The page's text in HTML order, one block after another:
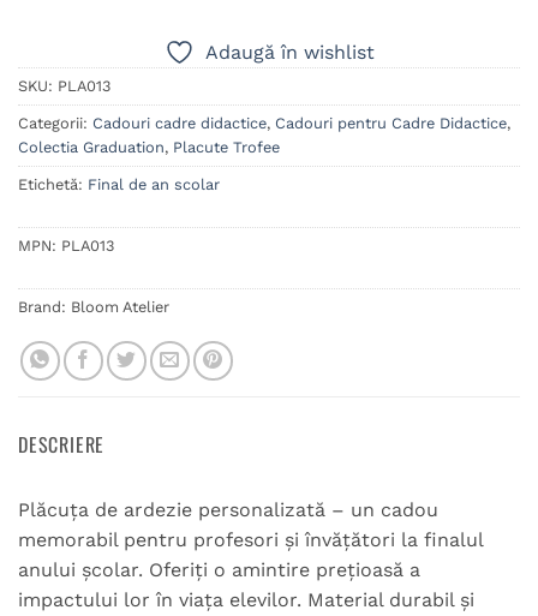
Adaugă în wishlist
SKU: PLA013
Categorii: Cadouri cadre didactice, Cadouri pentru Cadre Didactice,
Colectia Graduation, Placute Trofee
Etichetă: Final de an scolar
MPN: PLA013
Brand: Bloom Atelier
DESCRIERE
Plăcuța de ardezie personalizată – un cadou
memorabil pentru profesori și învățători la finalul
anului școlar. Oferiți o amintire prețioasă a
impactului lor în viața elevilor. Material durabil și